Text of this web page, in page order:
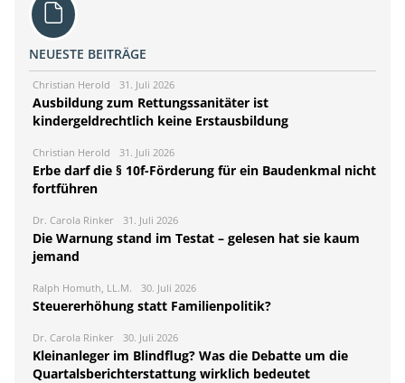
NEUESTE BEITRÄGE
Christian Herold 31. Juli 2026
Ausbildung zum Rettungssanitäter ist
kindergeldrechtlich keine Erstausbildung
Christian Herold 31. Juli 2026
Erbe darf die § 10f-Förderung für ein Baudenkmal nicht
fortführen
Dr. Carola Rinker 31. Juli 2026
Die Warnung stand im Testat – gelesen hat sie kaum
jemand
Ralph Homuth, LL.M. 30. Juli 2026
Steuererhöhung statt Familienpolitik?
Dr. Carola Rinker 30. Juli 2026
Kleinanleger im Blindflug? Was die Debatte um die
Quartalsberichterstattung wirklich bedeutet